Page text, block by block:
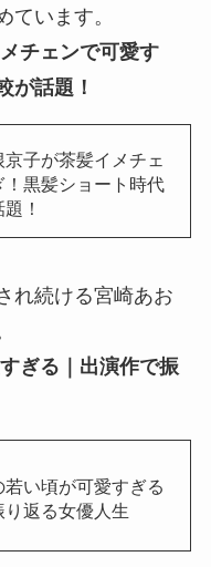
ています。
チェンで可愛す
が話題！
京子が茶髪イメチェ
！黒髪ショート時代
！
れ続ける宮崎あお
ぎる｜出演作で振
い頃が可愛すぎる
り返る女優人生